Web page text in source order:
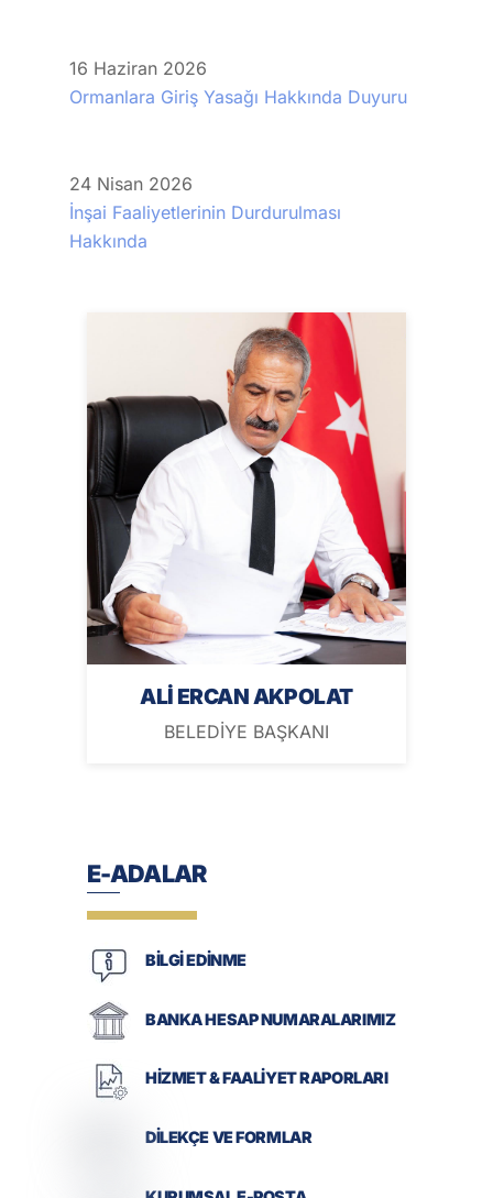
16 Haziran 2026
Ormanlara Giriş Yasağı Hakkında Duyuru
24 Nisan 2026
İnşai Faaliyetlerinin Durdurulması
Hakkında
ALİ ERCAN AKPOLAT
BELEDİYE BAŞKANI
E-ADALAR
BİLGİ EDİNME
BANKA HESAP NUMARALARIMIZ
HİZMET & FAALİYET RAPORLARI
DİLEKÇE VE FORMLAR